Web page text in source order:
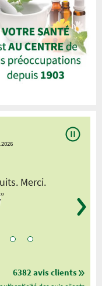
Merci.
6382 avis clients